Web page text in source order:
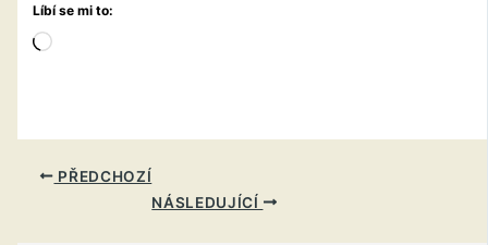
Líbí se mi to:
Načítání…
PŘEDCHOZÍ
NÁSLEDUJÍCÍ